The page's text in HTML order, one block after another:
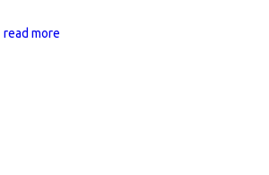
read more